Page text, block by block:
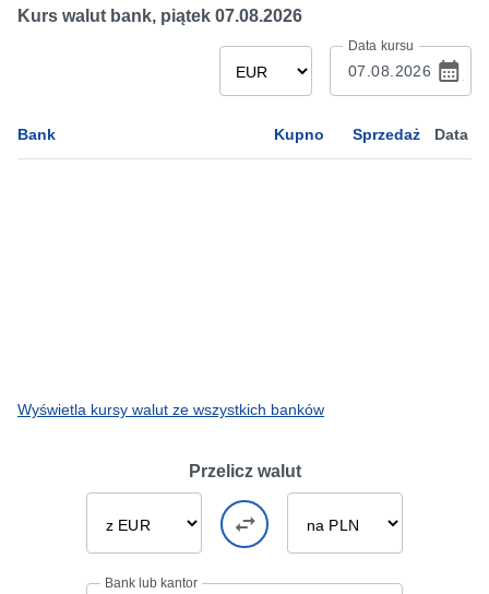
Kurs walut bank, piątek 07.08.2026
Data kursu
Bank Kupno Sprzedaż Data
Wyświetla kursy walut ze wszystkich banków
Przelicz walut
Bank lub kantor